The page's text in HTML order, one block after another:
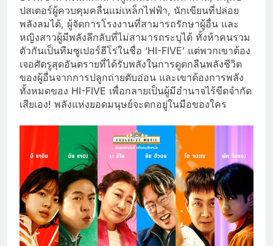
ปสเตอร์ผู้ควบคุมคลื่นแม่เหล็กไฟฟ้า, นักเขียนที่ปล่อย
พลังลมได้, ผู้จัดการโรงงานที่สามารถรักษาผู้อื่น และ
หญิงสาวผู้มีพลังลึกลับที่ไม่สามารถระบุได้ ทั้งห้าคนรวม
ตัวกันเป็นทีมซูเปอร์ฮีโร่ในชื่อ ‘HI-FIVE’ แต่พวกเขาต้อง
เจอศัตรูสุดอันตรายที่ได้รับพลังในการดูดกลืนพลังชีวิต
ของผู้อื่นจากการปลูกถ่ายตับอ่อน และเขาต้องการพลัง
ทั้งหมดของ HI-FIVE เพื่อกลายเป็นผู้มีอำนาจไร้ขีดจำกัด
เสียเอง! พลังแห่งยอดมนุษย์จะตกอยู่ในมือของใคร